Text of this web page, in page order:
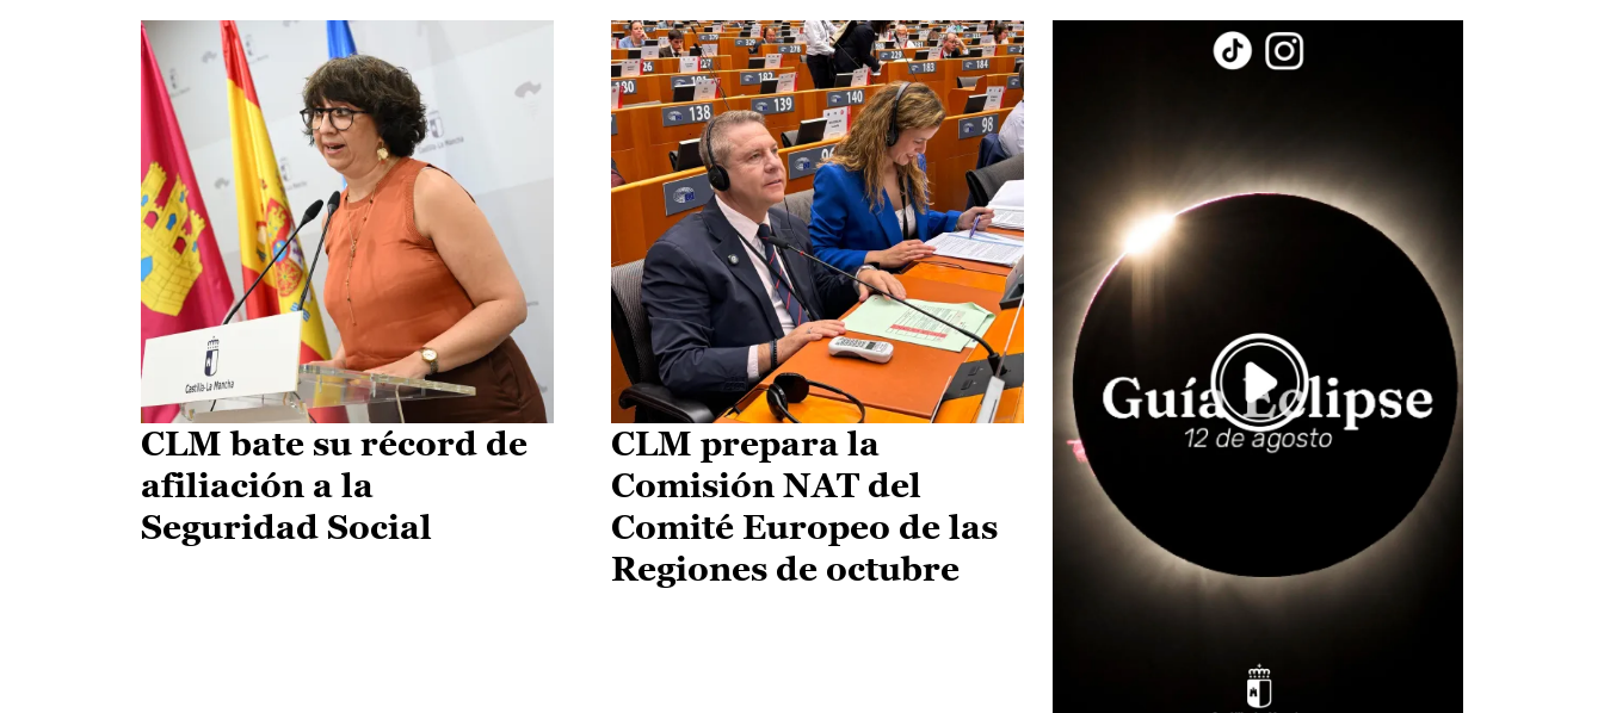
CLM bate su récord de
afiliación a la
Seguridad Social
CLM prepara la
Comisión NAT del
Comité Europeo de las
Regiones de octubre